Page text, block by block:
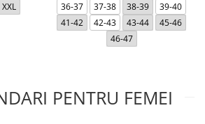
XXL 36-37 37-38 38-39
39-40
41-42
42-43 43-44
45-46
46-47
PENTRU FEMEI